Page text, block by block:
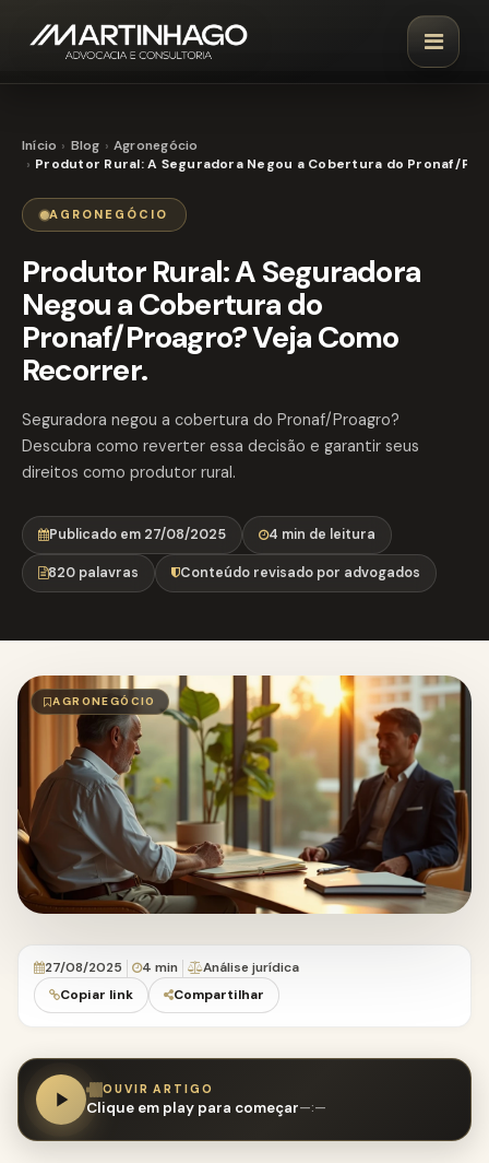
Início Blog
Agronegócio
Produtor Rural: A Seguradora Negou a Cobertura do Pronaf/
AGRONEGÓCIO
Produtor Rural: A Seguradora
Negou a Cobertura do
Pronaf/Proagro? Veja Como
Recorrer.
Seguradora negou a cobertura do Pronaf/Proagro?
Descubra como reverter essa decisão e garantir seus
direitos como produtor rural.
Publicado em 27/08/2025 4 min de leitura
820 palavras Conteúdo revisado por advogados
AGRONEGÓCIO
27/08/2025 4 min
Análise jurídica
Copiar link
Compartilhar
OUVIR ARTIGO
Clique em play para começar—:—